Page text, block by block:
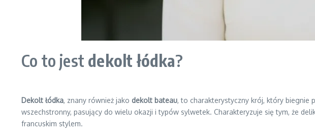
Co to jest dekolt łódka?
Dekolt łódka, znany również jako dekolt bateau, to charakterystyczny krój, który biegnie
wszechstronny, pasujący do wielu okazji i typów sylwetek. Charakteryzuje się tym, że
francuskim stylem.